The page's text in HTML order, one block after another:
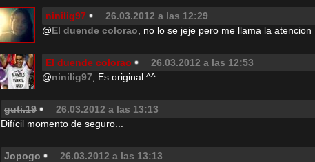
ninilig97 26.03.2012 a las 12:29
@El duende colorao , no lo se jeje pero me llama la atencion
El duende colorao 26.03.2012 a las 12:53
@ninilig97 , Es original ^^
guti.19 26.03.2012 a las 13:13
Difícil momento de seguro...
Jopogo 26.03.2012 a las 13:13